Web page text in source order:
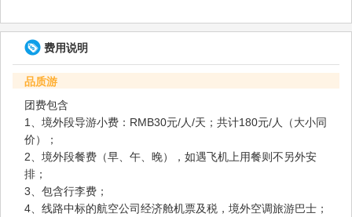
费用说明
品质游
团费包含
1、境外段导游小费：RMB30元/人/天；共计180元/人（大小同
价）；
2、境外段餐费（早、午、晚），如遇飞机上用餐则不另外安
排；
3、包含行李费；
4、线路中标的航空公司经济舱机票及税，境外空调旅游巴士；